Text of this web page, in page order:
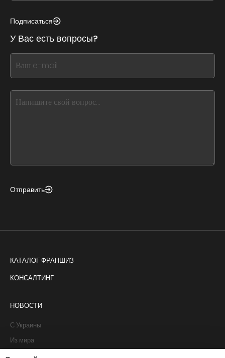
this,
this
form
field
blank
Подписаться
У Вас есть вопросы?
If
you
this,
Отправить
КАТАЛОГ ФРАНШИЗ
КОНСАЛТИНГ
НОВОСТИ
С Украины
Из мира
Интервью